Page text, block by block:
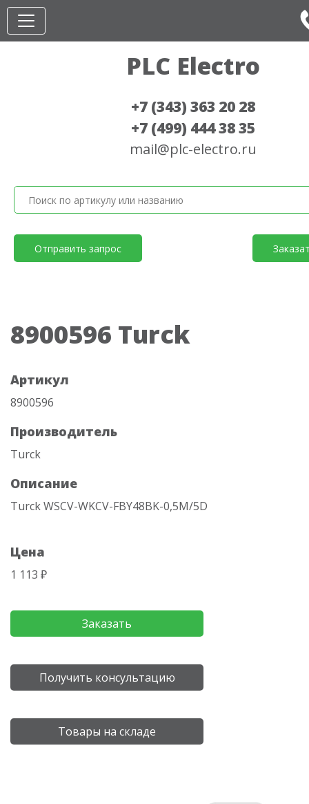
PLC Electro
+7 (343) 363 20 28
+7 (499) 444 38 35
mail@plc-electro.ru
Отправить запрос
8900596 Turck
Артикул
8900596
Производитель
Turck
Описание
Turck WSCV-WKCV-FBY48BK-0,5M/5D
Цена
1 113 ₽
Заказать
Получить консультацию
Товары на складе